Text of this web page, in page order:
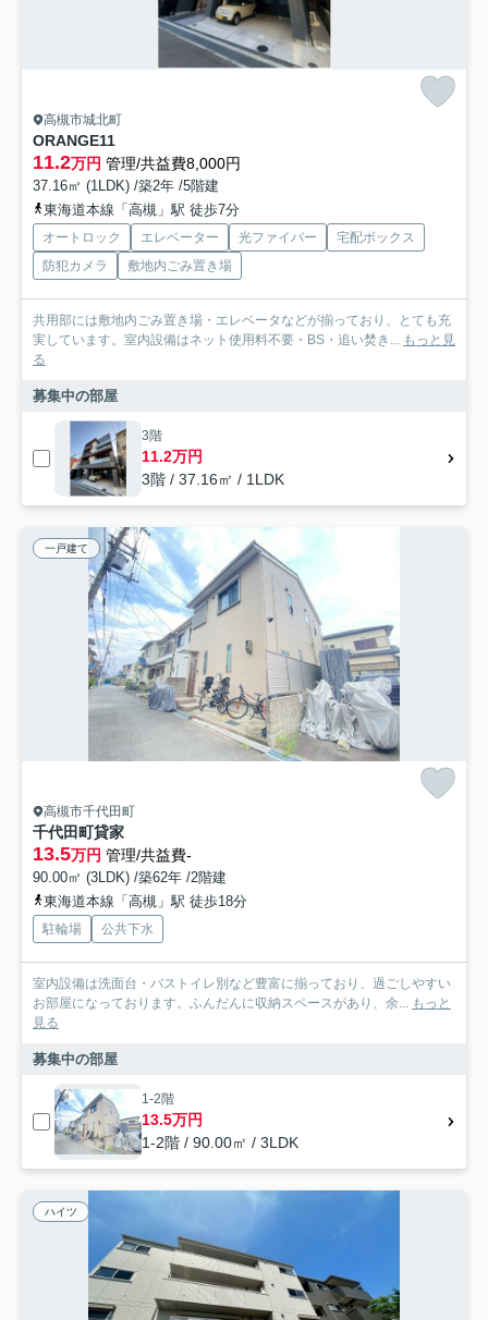
高槻市城北町
ORANGE11
11.2万円 管理/共益費8,000円
37.16㎡ (1LDK) /築2年 /5階建
東海道本線「高槻」駅 徒歩7分
オートロック エレベーター 光ファイバー
宅配ボックス
防犯カメラ
敷地内ごみ置き場
共用部には敷地内ごみ置き場・エレベータなどが揃っており、とても充
実しています。室内設備はネット使用料不要・BS・追い焚き... もっと見
る
募集中の部屋
3階
11.2万円
3階 / 37.16㎡ / 1LDK
一戸建て
高槻市千代田町
千代田町貸家
13.5万円 管理/共益費-
90.00㎡ (3LDK) /築62年 /2階建
東海道本線「高槻」駅 徒歩18分
駐輪場 公共下水
室内設備は洗面台・バストイレ別など豊富に揃っており、過ごしやすい
お部屋になっております。ふんだんに収納スペースがあり、余... もっと
見る
募集中の部屋
1-2階
13.5万円
1-2階 / 90.00㎡ / 3LDK
ハイツ